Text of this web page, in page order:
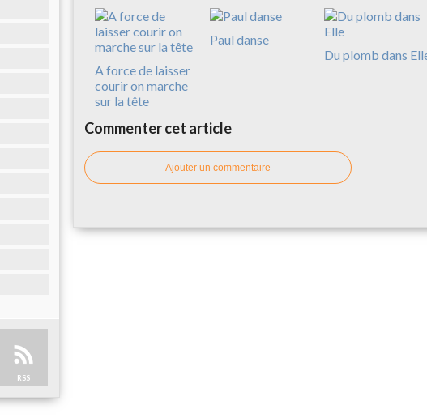
RSS
A force de laisser
courir on marche
sur la tête
Paul danse
Du plomb dans
Commenter cet article
Ajouter un commentaire